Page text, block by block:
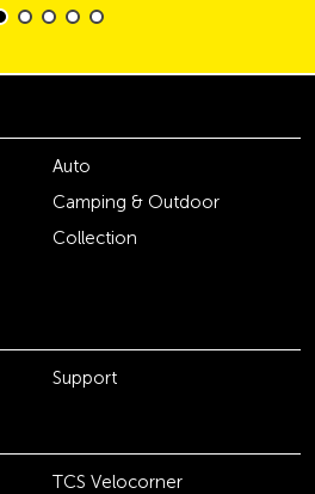
Auto
Camping & Outdoor
Collection
Support
TCS Velocorner